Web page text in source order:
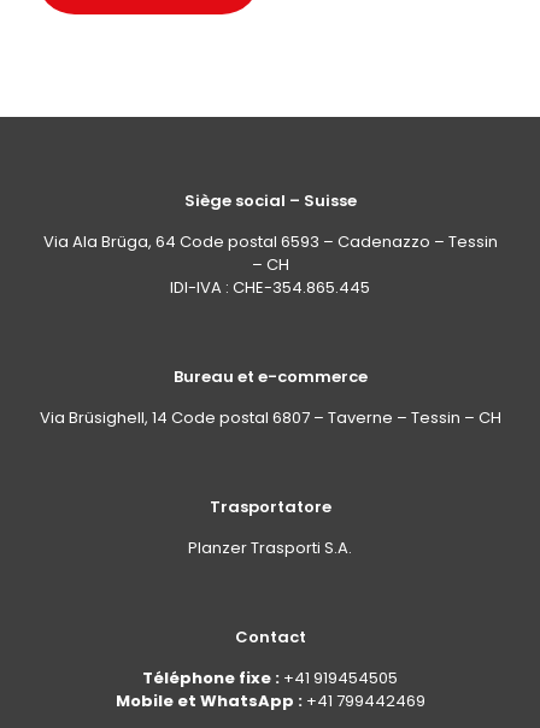
Siège social – Suisse
Via Ala Brüga, 64 Code postal 6593 – Cadenazzo – Tessin
– CH
IDI-IVA : CHE-354.865.445
Bureau et e-commerce
Via Brüsighell, 14 Code postal 6807 – Taverne – Tessin – CH
Trasportatore
Planzer Trasporti S.A.
Contact
Téléphone fixe : +41 919454505
Mobile et WhatsApp : +41 799442469